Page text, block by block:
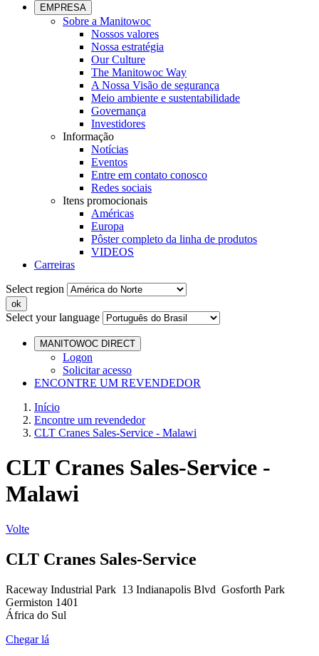
EMPRESA
Sobre a Manitowoc
Nossos valores
Nossa estratégia
Our Culture
The Manitowoc Way
A Nossa Visão de segurança
Meio ambiente e sustentabilidade
Governança
Investidores
Informação
Notícias
Eventos
Entre em contato conosco
Redes sociais
Itens promocionais
Américas
Europa
Pôster completo da linha de produtos
VIDEOS
Carreiras
Select region
Select your language
MANITOWOC DIRECT
Logon
Solicitar acesso
ENCONTRE UM REVENDEDOR
Início
Encontre um revendedor
CLT Cranes Sales-Service - Malawi
CLT Cranes Sales-Service -
Malawi
Volte
CLT Cranes Sales-Service
Raceway Industrial Park 13 Indianapolis Blvd Gosforth Park
Germiston 1401
África do Sul
Chegar lá